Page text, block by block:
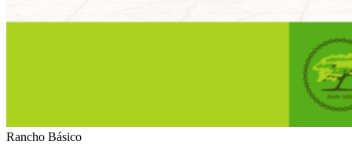
Rancho Básico